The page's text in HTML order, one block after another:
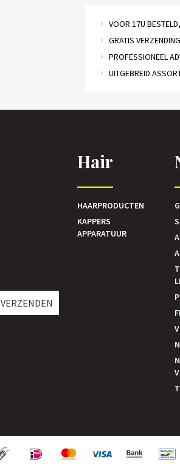
VOOR 17U
GRATIS
PROFESSIONEEL
UITGEBREID
VERZENDEN
Hair
HAARPRODUCTEN
KAPPERS
APPARATUUR